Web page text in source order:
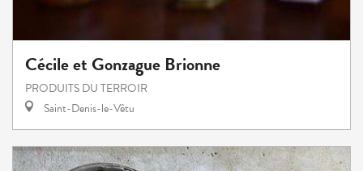
Cécile et Gonzague Brionne
PRODUITS DU TERROIR
Saint-Denis-le-Vêtu